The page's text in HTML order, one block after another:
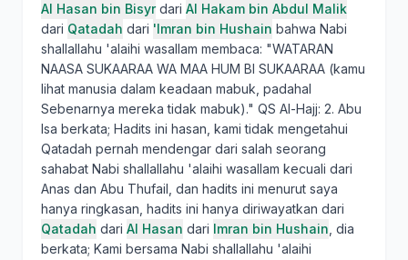
Al Hasan bin Bisyrdari Al Hakam bin Abdul Malik
dari Qatadah dari 'Imran bin Hushain bahwa Nabi
shallallahu 'alaihi wasallam membaca: "WATARAN
NAASA SUKAARAA WA MAA HUM BI SUKAARAA (kamu
lihat manusia dalam keadaan mabuk, padahal
Sebenarnya mereka tidak mabuk)." QS Al-Hajj: 2. Abu
Isa berkata; Hadits ini hasan, kami tidak mengetahui
Qatadah pernah mendengar dari salah seorang
sahabat Nabi shallallahu 'alaihi wasallam kecuali dari
Anas dan Abu Thufail, dan hadits ini menurut saya
hanya ringkasan, hadits ini hanya diriwayatkan dari
Qatadah dari Al Hasan dari Imran bin Hushain , dia
berkata; Kami bersama Nabi shallallahu 'alaihi